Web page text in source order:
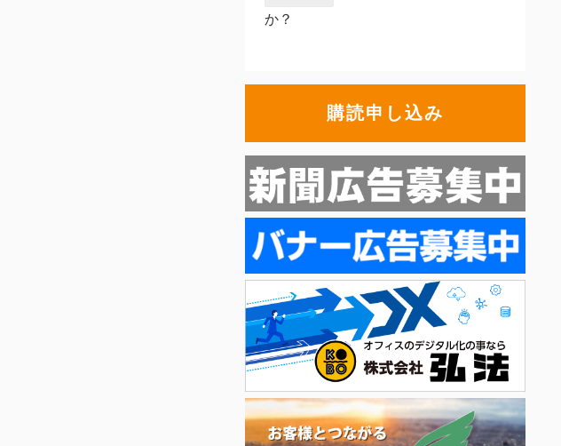
か？
購読申し込み